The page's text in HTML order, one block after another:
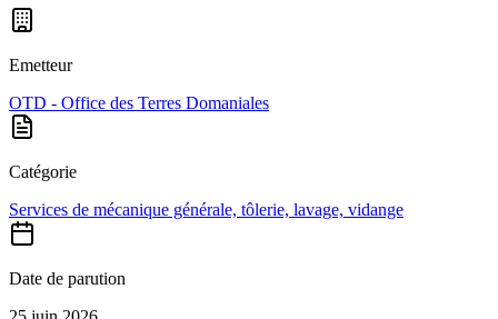
Emetteur
OTD - Office des Terres Domaniales
Catégorie
Services de mécanique générale, tôlerie, lavage, vidange
Date de parution